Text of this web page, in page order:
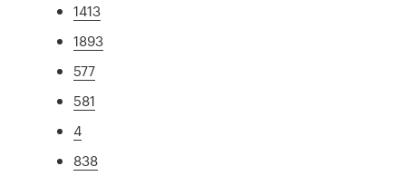
1413
1893
577
581
4
838